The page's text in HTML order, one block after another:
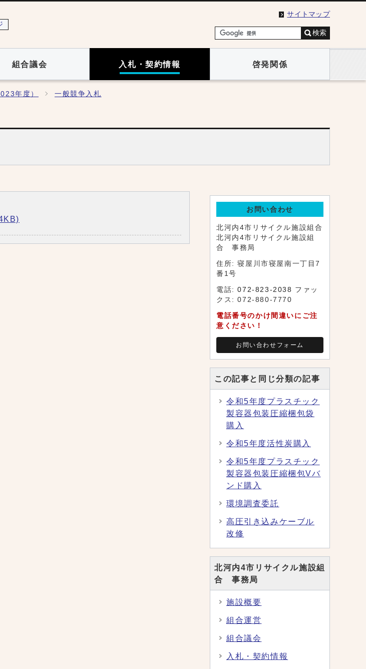
サイトマップ
検索
組合議会 入札・契約情報 啓発関係
年度） 一般競争入札
お問い合わせ
北河内4市リサイクル施設組合
北河内4市リサイクル施設組
合 事務局
住所: 寝屋川市寝屋南一丁目7
番1号
電話:072-823-2038 ファッ
クス: 072-880-7770
電話番号のかけ間違いにご注
意ください！
お問い合わせフォーム
この記事と同じ分類の記事
令和5年度プラスチック
製容器包装圧縮梱包袋
購入
令和5年度活性炭購入
令和5年度プラスチック
製容器包装圧縮梱包Vバ
ンド購入
環境調査委託
高圧引き込みケーブル
改修
北河内4市リサイクル施設組
合 事務局
施設概要
組合運営
組合議会
入札・契約情報